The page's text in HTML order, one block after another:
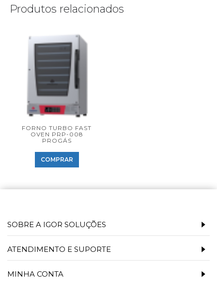
Produtos relacionados
FORNO TURBO FAST
OVEN PRP-008
PROGÁS
COMPRAR
SOBRE A IGOR SOLUÇÕES
ATENDIMENTO E SUPORTE
MINHA CONTA